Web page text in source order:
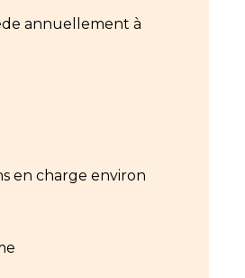
annuellement à
en charge environ